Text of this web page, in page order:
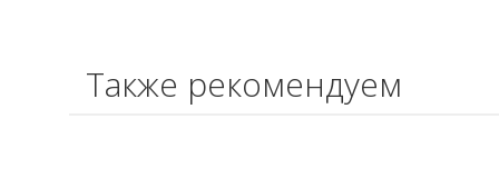
Также рекомендуем